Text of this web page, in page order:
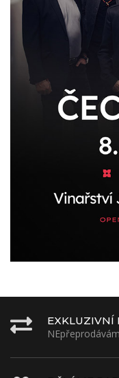
EXKLUZIVNÍ